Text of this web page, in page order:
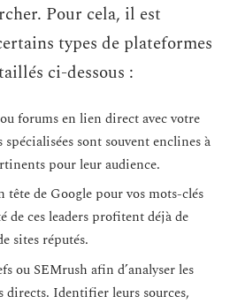
Pour cela, il est
types de plateformes
ci-dessous :
forums en lien direct avec votre
spécialisées sont souvent enclines à
pour leur audience.
tête de Google pour vos mots-clés
de ces leaders profitent déjà de
sites réputés.
ou SEMrush afin d’analyser les
directs. Identifier leurs sources,